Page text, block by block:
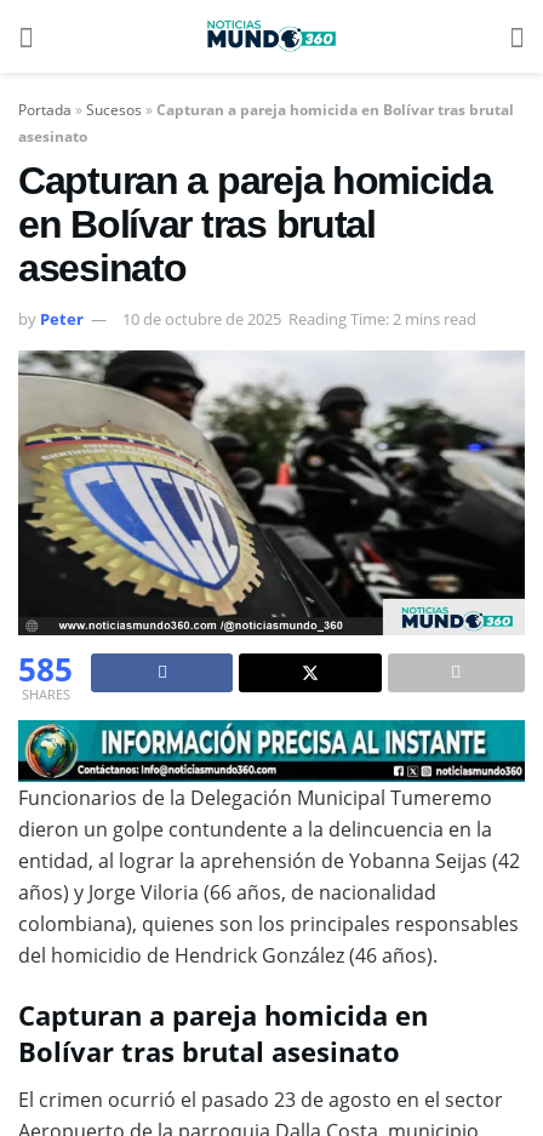
Portada »Sucesos »Capturan a pareja homicida en Bolívar tras brutal
asesinato
Capturan a pareja homicida
en Bolívar tras brutal
asesinato
by Peter 10 de octubre de 2025 Reading Time: 2 mins read
585
SHARES
Funcionarios de la Delegación Municipal Tumeremo
dieron un golpe contundente a la delincuencia en la
entidad, al lograr la aprehensión de Yobanna Seijas (42
años) y Jorge Viloria (66 años, de nacionalidad
colombiana), quienes son los principales responsables
del homicidio de Hendrick González (46 años).
Capturan a pareja homicida en
Bolívar tras brutal asesinato
El crimen ocurrió el pasado 23 de agosto en el sector
Aeropuerto de la parroquia Dalla Costa, municipio